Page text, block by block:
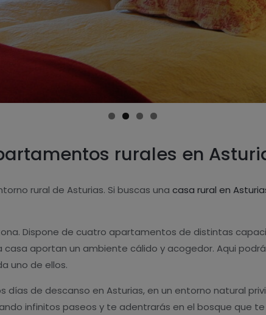
rurales en
rural de Asturias. Si buscas una casa rural en
Dispone de cuatro apartamentos de distintas
aportan un ambiente cálido y acogedor. Aqui
uno de ellos.
de descanso en Asturias, en un entorno natural
infinitos paseos y te adentrarás en el bosque que